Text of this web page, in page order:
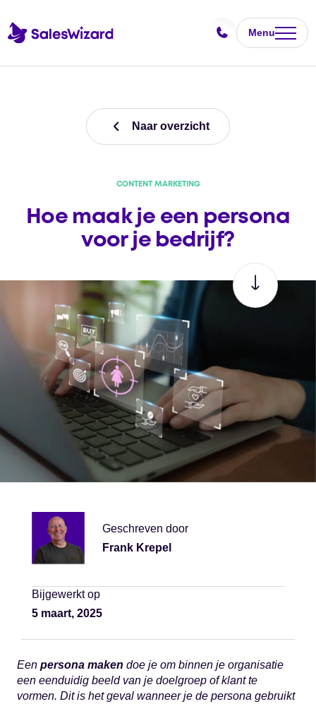
Menu
Naar overzicht
CONTENT MARKETING
Hoe maak je een persona
voor je bedrijf?
Geschreven door
Frank Krepel
Bijgewerkt op
5 maart, 2025
Een persona maken doe je om binnen je organisatie
een eenduidig beeld van je doelgroep of klant te
vormen. Dit is het geval wanneer je de persona gebruikt